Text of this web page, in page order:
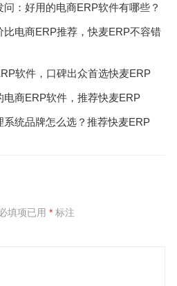
：好用的电商ERP软件有哪些？
比电商ERP推荐，快麦ERP不容错
软件，口碑出众首选快麦ERP
电商ERP软件，推荐快麦ERP
系统品牌怎么选？推荐快麦ERP
填项已用 *标注